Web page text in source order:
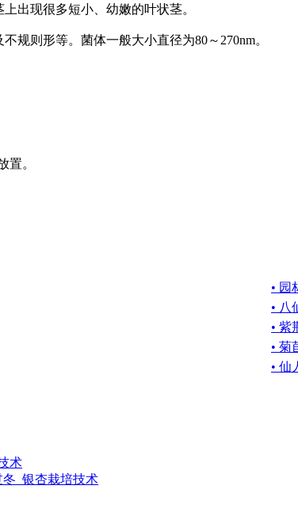
出现很多短小、幼嫩的叶状茎。
则形等。菌体一般大小直径为80～270nm。
。
• 园
• 八
• 紫
• 菊
• 仙
术
_银杏栽培技术